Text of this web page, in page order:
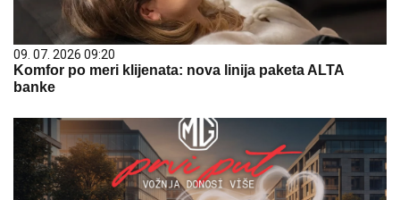
09. 07. 2026 09:20
Komfor po meri klijenata: nova linija paketa ALTA
banke